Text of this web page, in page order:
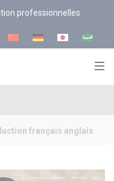
professionnelles
français anglais